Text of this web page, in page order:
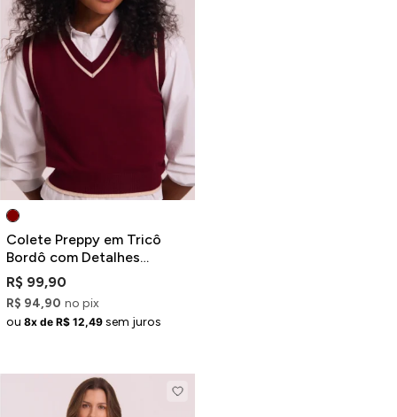
Colete Preppy em Tricô
Bordô com Detalhes
Contrastantes
R$ 99,90
R$ 94,90 no pix
ou 8x de R$ 12,49 sem juros